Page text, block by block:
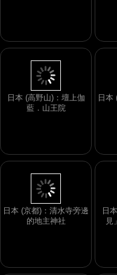
日本 (高野山)：壇上伽
藍．山王院
日本
日本 (京都)：清水寺旁邊
的地主神社
日
見